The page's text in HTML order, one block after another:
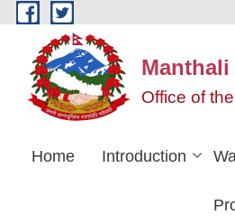
Skip to main content
Office of
Home Introduction